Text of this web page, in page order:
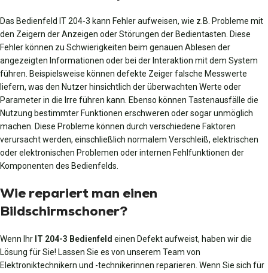
Das Bedienfeld IT 204-3 kann Fehler aufweisen, wie z.B. Probleme mit
den Zeigern der Anzeigen oder Störungen der Bedientasten. Diese
Fehler können zu Schwierigkeiten beim genauen Ablesen der
angezeigten Informationen oder bei der Interaktion mit dem System
führen. Beispielsweise können defekte Zeiger falsche Messwerte
liefern, was den Nutzer hinsichtlich der überwachten Werte oder
Parameter in die Irre führen kann. Ebenso können Tastenausfälle die
Nutzung bestimmter Funktionen erschweren oder sogar unmöglich
machen. Diese Probleme können durch verschiedene Faktoren
verursacht werden, einschließlich normalem Verschleiß, elektrischen
oder elektronischen Problemen oder internen Fehlfunktionen der
Komponenten des Bedienfelds.
Wie repariert man einen
Bildschirmschoner?
Wenn Ihr IT 204-3 Bedienfeld einen Defekt aufweist, haben wir die
Lösung für Sie! Lassen Sie es von unserem Team von
Elektroniktechnikern und -technikerinnen reparieren. Wenn Sie sich für